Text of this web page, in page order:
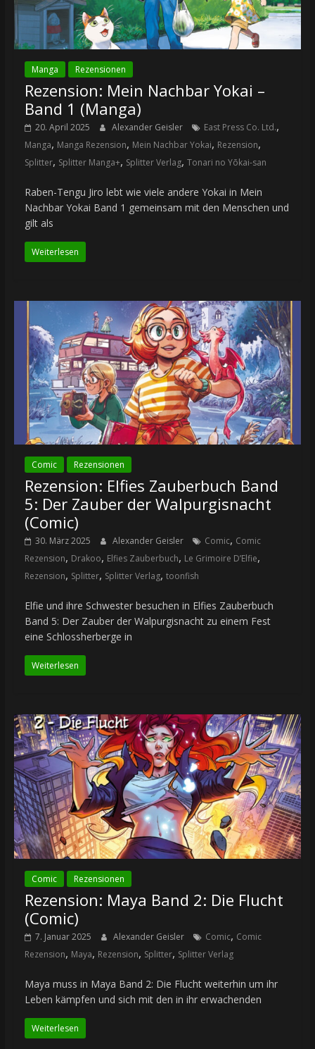
Manga Rezensionen
Rezension: Mein Nachbar Yokai –
Band 1 (Manga)
20. April 2025 Alexander Geisler East Press Co. Ltd.,
Manga, Manga Rezension, Mein Nachbar Yokai, Rezension,
Splitter, Splitter Manga+, Splitter Verlag, Tonari no Yōkai-san
Raben-Tengu Jiro lebt wie viele andere Yokai in Mein
Nachbar Yokai Band 1 gemeinsam mit den Menschen und
gilt als
Weiterlesen
Comic Rezensionen
Rezension: Elfies Zauberbuch Band
5: Der Zauber der Walpurgisnacht
(Comic)
30. März 2025 Alexander Geisler Comic, Comic
Rezension, Drakoo, Elfies Zauberbuch, Le Grimoire D’Elfie,
Rezension, Splitter, Splitter Verlag, toonfish
Elfie und ihre Schwester besuchen in Elfies Zauberbuch
Band 5: Der Zauber der Walpurgisnacht zu einem Fest
eine Schlossherberge in
Weiterlesen
Comic Rezensionen
Rezension: Maya Band 2: Die Flucht
(Comic)
7. Januar 2025 Alexander Geisler Comic, Comic
Rezension, Maya, Rezension, Splitter, Splitter Verlag
Maya muss in Maya Band 2: Die Flucht weiterhin um ihr
Leben kämpfen und sich mit den in ihr erwachenden
Weiterlesen